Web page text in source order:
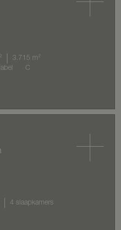
3.715 m²
C
4 slaapkamers